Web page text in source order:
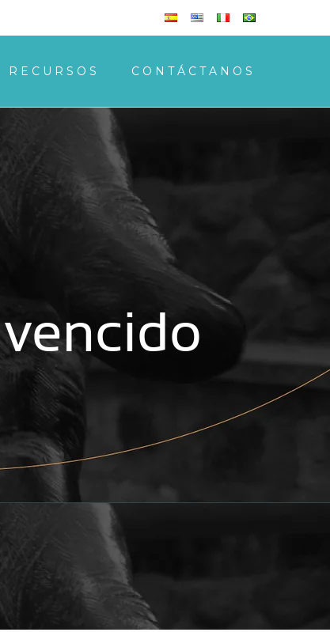
RECURSOS CONTÁCTANOS